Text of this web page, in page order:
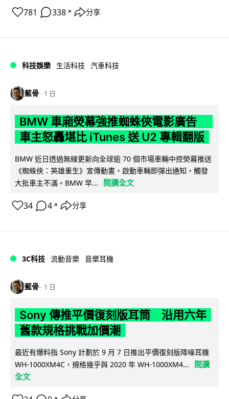
781 338 ↗ 分享
科技娛樂 生活科技 汽車科技
藍骨 1 日
BMW 車廂熒幕強推蜘蛛俠電影廣告
車主怒轟堪比 iTunes 送 U2 專輯翻版
BMW 近日透過無線更新向全球逾 70 個市場車輛中控熒幕推送
《蜘蛛俠：英雄重生》宣傳動畫，啟動車輛即彈出通知，觸發
大批車主不滿。BMW 早...
閱讀全文
34 4 ↗ 分享
3C科技 流動音樂 音樂耳機
藍骨 1 日
Sony 傳推平價復刻版耳筒 沿用六年
舊款規格挑戰加價潮
最近有爆料指 Sony 計劃於 9 月 7 日推出平價復刻版降噪耳機
WH-1000XM4C，規格幾乎與 2020 年 WH-1000XM4...
閱讀
全文